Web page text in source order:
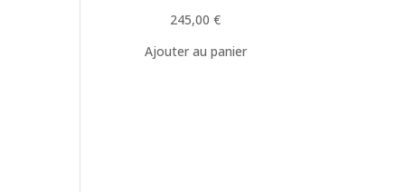
245,00€
Ajouter au panier